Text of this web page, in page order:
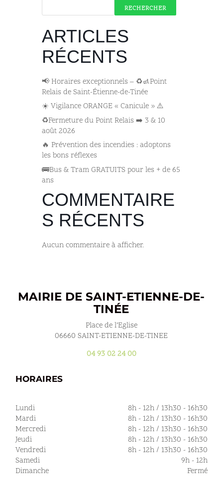
RECHERCHER
ARTICLES
RÉCENTS
📢 Horaires exceptionnels – ♻️🚮Point
Relais de Saint-Étienne-de-Tinée
☀️ Vigilance ORANGE « Canicule » ⚠️
♻️Fermeture du Point Relais ➡️​ 3 & 10
août 2026
🔥 Prévention des incendies : adoptons
les bons réflexes
🚌​Bus & Tram GRATUITS pour les + de 65
ans
COMMENTAIRE
S RÉCENTS
Aucun commentaire à afficher.
MAIRIE DE SAINT-ETIENNE-DE-
TINÉE
Place de l’Eglise
06660 SAINT-ETIENNE-DE-TINEE
04 93 02 24 00
HORAIRES
Lundi
8h - 12h / 13h30 - 16h30
Mardi
8h - 12h / 13h30 - 16h30
Mercredi
8h - 12h / 13h30 - 16h30
Jeudi
8h - 12h / 13h30 - 16h30
Vendredi
8h - 12h / 13h30 - 16h30
Samedi
9h - 12h
Dimanche
Fermé